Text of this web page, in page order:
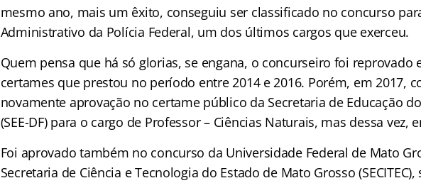
mesmo ano, mais um êxito, conseguiu ser classificado no concurso
Administrativo da Polícia Federal, um dos últimos cargos que exerceu.
Quem pensa que há só glorias, se engana, o concurseiro foi reprovado
certames que prestou no período entre 2014 e 2016. Porém, em 2017,
novamente aprovação no certame público da Secretaria de Educação
(SEE-DF) para o cargo de Professor – Ciências Naturais, mas dessa vez,
Foi aprovado também no concurso da Universidade Federal de Mato
Secretaria de Ciência e Tecnologia do Estado de Mato Grosso